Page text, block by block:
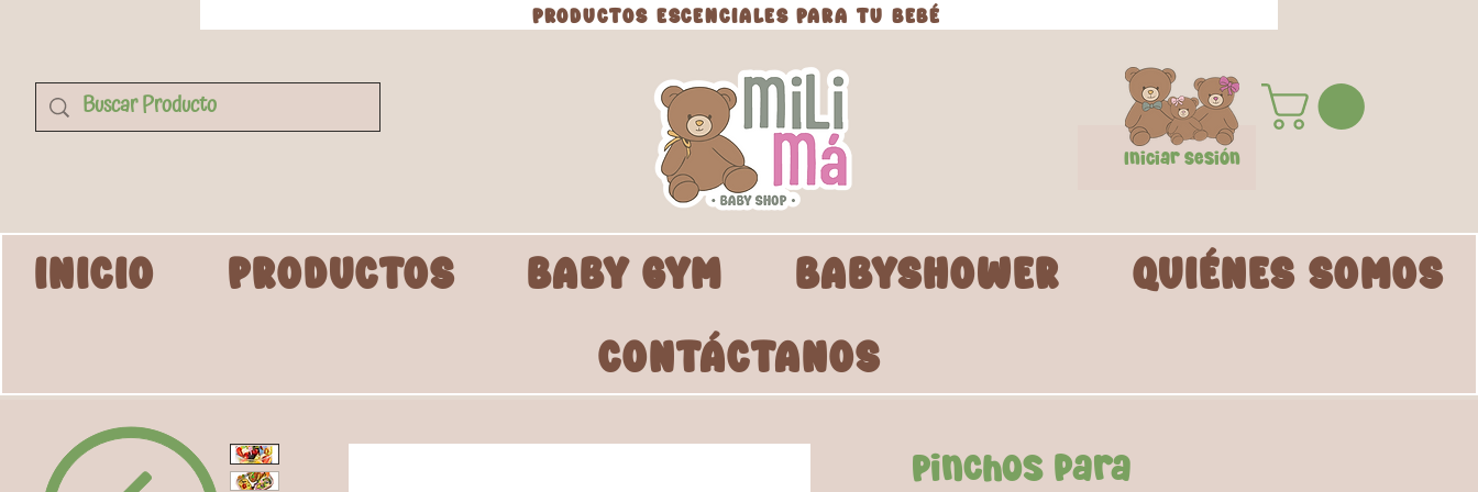
PRODUCTOS ESCENCIALES PARA TU BEBÉ
Iniciar Sesión
INICIO PRODUCTOS BABY GYM BABYSHOWER
QUIÉNES SOMOS
CONTÁCTANOS
Pinchos para